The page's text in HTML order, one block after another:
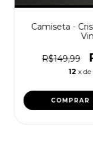
Camiseta -
R$149,99
12 x de
COMPRAR